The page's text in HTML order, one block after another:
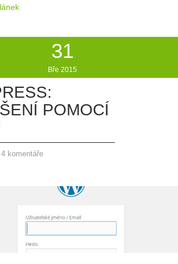
31
Bře 2015
POMOCÍ
4 komentáře